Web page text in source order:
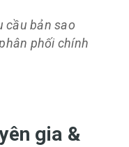
cầu bản sao
phối chính
gia &